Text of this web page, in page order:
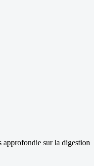
approfondie sur la digestion